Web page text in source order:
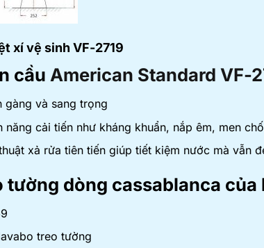
xí vệ sinh VF-2719
cầu American Standard VF-
gàng và sang trọng
năng cải tiến như kháng khuẩn, nắp êm, men
xả rửa tiên tiến giúp tiết kiệm nước mà vẫn
tường dòng cassablanca
treo tường